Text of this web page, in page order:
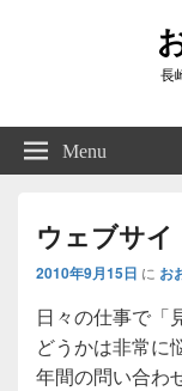
長
Right
Sidebar
Widget
Menu
ウェブサイ
2010年9月15日 に お
日々の仕事で「
どうかは非常に
年間の問い合わ